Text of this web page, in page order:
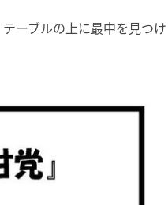
ーブルの上に最中を見つけ